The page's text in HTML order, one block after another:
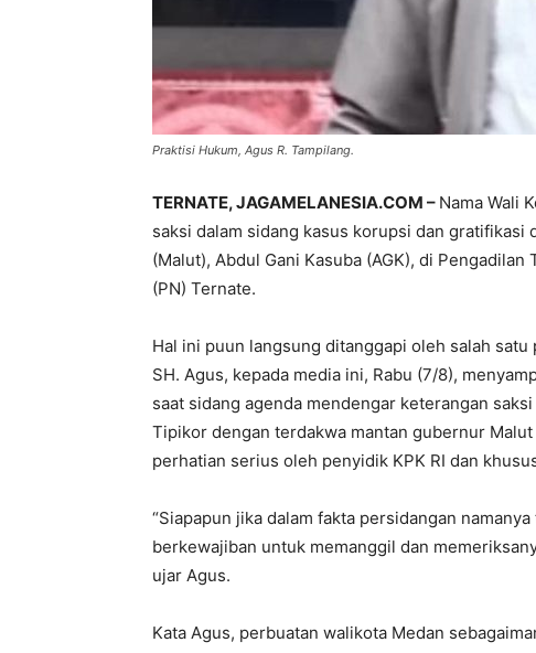
Praktisi Hukum, Agus R. Tampilang.
TERNATE, JAGAMELANESIA.COM – Nama Wali
saksi dalam sidang kasus korupsi dan
(Malut), Abdul Gani Kasuba (AGK), di
(PN) Ternate.
Hal ini puun langsung ditanggapi oleh salah
SH. Agus, kepada media ini, Rabu (7/8),
saat sidang agenda mendengar keterangan
Tipikor dengan terdakwa mantan gubernur
perhatian serius oleh penyidik KPK RI dan
“Siapapun jika dalam fakta persidangan
berkewajiban untuk memanggil dan
ujar Agus.
Kata Agus, perbuatan walikota Medan